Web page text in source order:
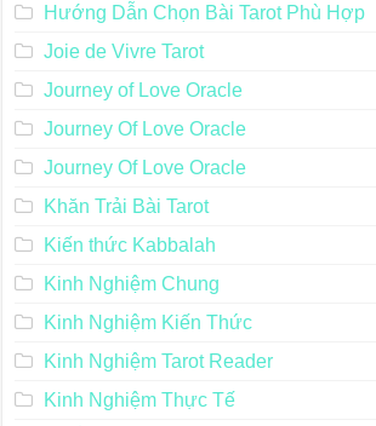
Hướng Dẫn Chọn Bài Tarot Phù Hợp
Joie de Vivre Tarot
Journey of Love Oracle
Journey Of Love Oracle
Journey Of Love Oracle
Khăn Trải Bài Tarot
Kiến thức Kabbalah
Kinh Nghiệm Chung
Kinh Nghiệm Kiến Thức
Kinh Nghiệm Tarot Reader
Kinh Nghiệm Thực Tế